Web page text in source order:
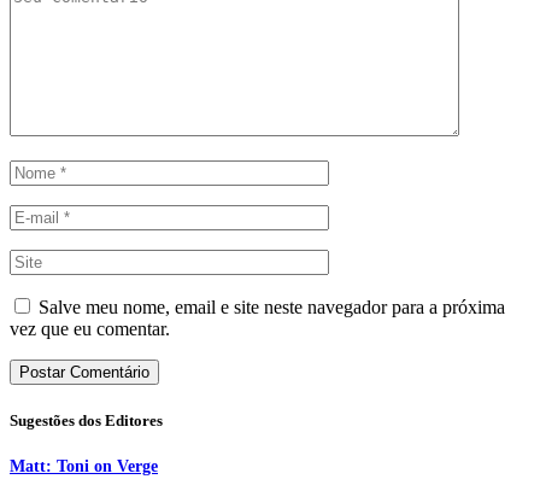
Salve meu nome, email e site neste navegador para a próxima
vez que eu comentar.
Sugestões dos Editores
Matt: Toni on Verge